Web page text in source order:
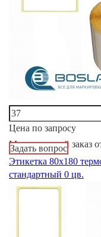
Цена по запросу
Минимальный заказ
Задать вопрос
Этикетка 80х180
стандартный 0 цв.